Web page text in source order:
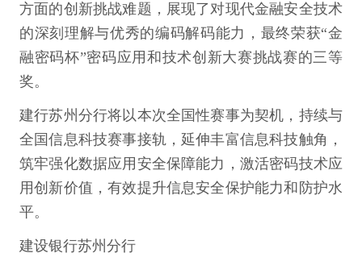
方面的创新挑战难题，展现了对现代金融安全技术
的深刻理解与优秀的编码解码能力，最终荣获“金
融密码杯”密码应用和技术创新大赛挑战赛的三等
奖。
建行苏州分行将以本次全国性赛事为契机，持续与
全国信息科技赛事接轨，延伸丰富信息科技触角，
筑牢强化数据应用安全保障能力，激活密码技术应
用创新价值，有效提升信息安全保护能力和防护水
平。
建设银行苏州分行